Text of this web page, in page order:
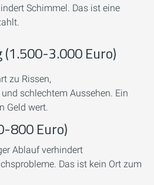
Schimmel. Das ist eine
3.000 Euro)
zu Rissen,
schlechtem Aussehen. Ein
Geld wert.
800 Euro)
Ablauf verhindert
Das ist kein Ort zum